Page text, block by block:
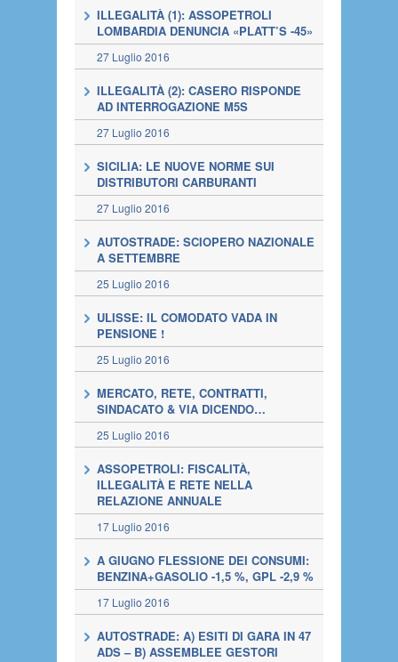
ILLEGALITÀ (1): ASSOPETROLI
LOMBARDIA DENUNCIA «PLATT’S -45»
27 Luglio 2016
ILLEGALITÀ (2): CASERO RISPONDE
AD INTERROGAZIONE M5S
27 Luglio 2016
SICILIA: LE NUOVE NORME SUI
DISTRIBUTORI CARBURANTI
27 Luglio 2016
AUTOSTRADE: SCIOPERO NAZIONALE
A SETTEMBRE
25 Luglio 2016
ULISSE: IL COMODATO VADA IN
PENSIONE !
25 Luglio 2016
MERCATO, RETE, CONTRATTI,
SINDACATO & VIA DICENDO…
25 Luglio 2016
ASSOPETROLI: FISCALITÀ,
ILLEGALITÀ E RETE NELLA
RELAZIONE ANNUALE
17 Luglio 2016
A GIUGNO FLESSIONE DEI CONSUMI:
BENZINA+GASOLIO -1,5 %, GPL -2,9 %
17 Luglio 2016
AUTOSTRADE: A) ESITI DI GARA IN 47
ADS – B) ASSEMBLEE GESTORI